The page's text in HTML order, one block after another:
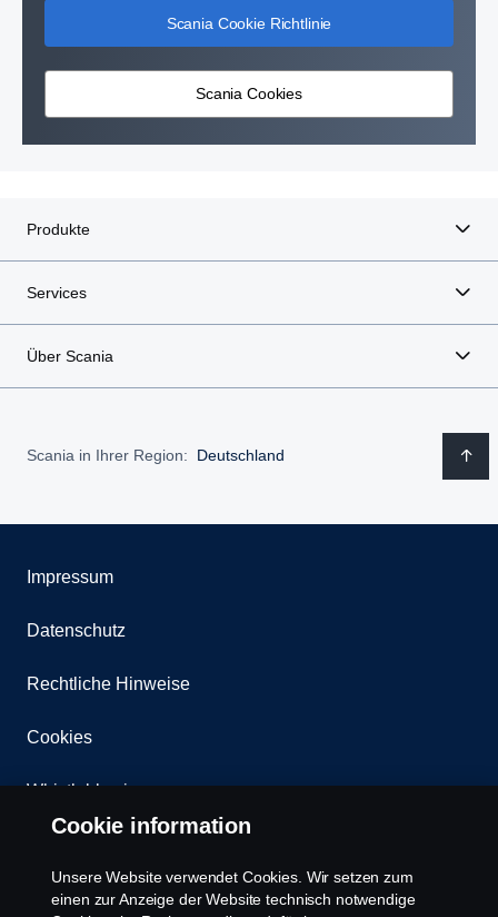
Scania Cookie Richtlinie
Scania Cookies
Produkte
Services
Über Scania
Scania in Ihrer Region: Deutschland
Impressum
Datenschutz
Rechtliche Hinweise
Cookies
Whistleblowing
Newsletter
Cookie information
Unsere Website verwendet Cookies. Wir setzen zum
einen zur Anzeige der Website technisch notwendige